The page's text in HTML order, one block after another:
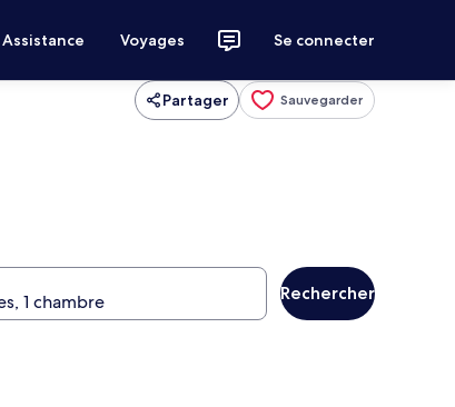
Assistance Voyages Se connecter
Partager Sauvegarder
Rechercher